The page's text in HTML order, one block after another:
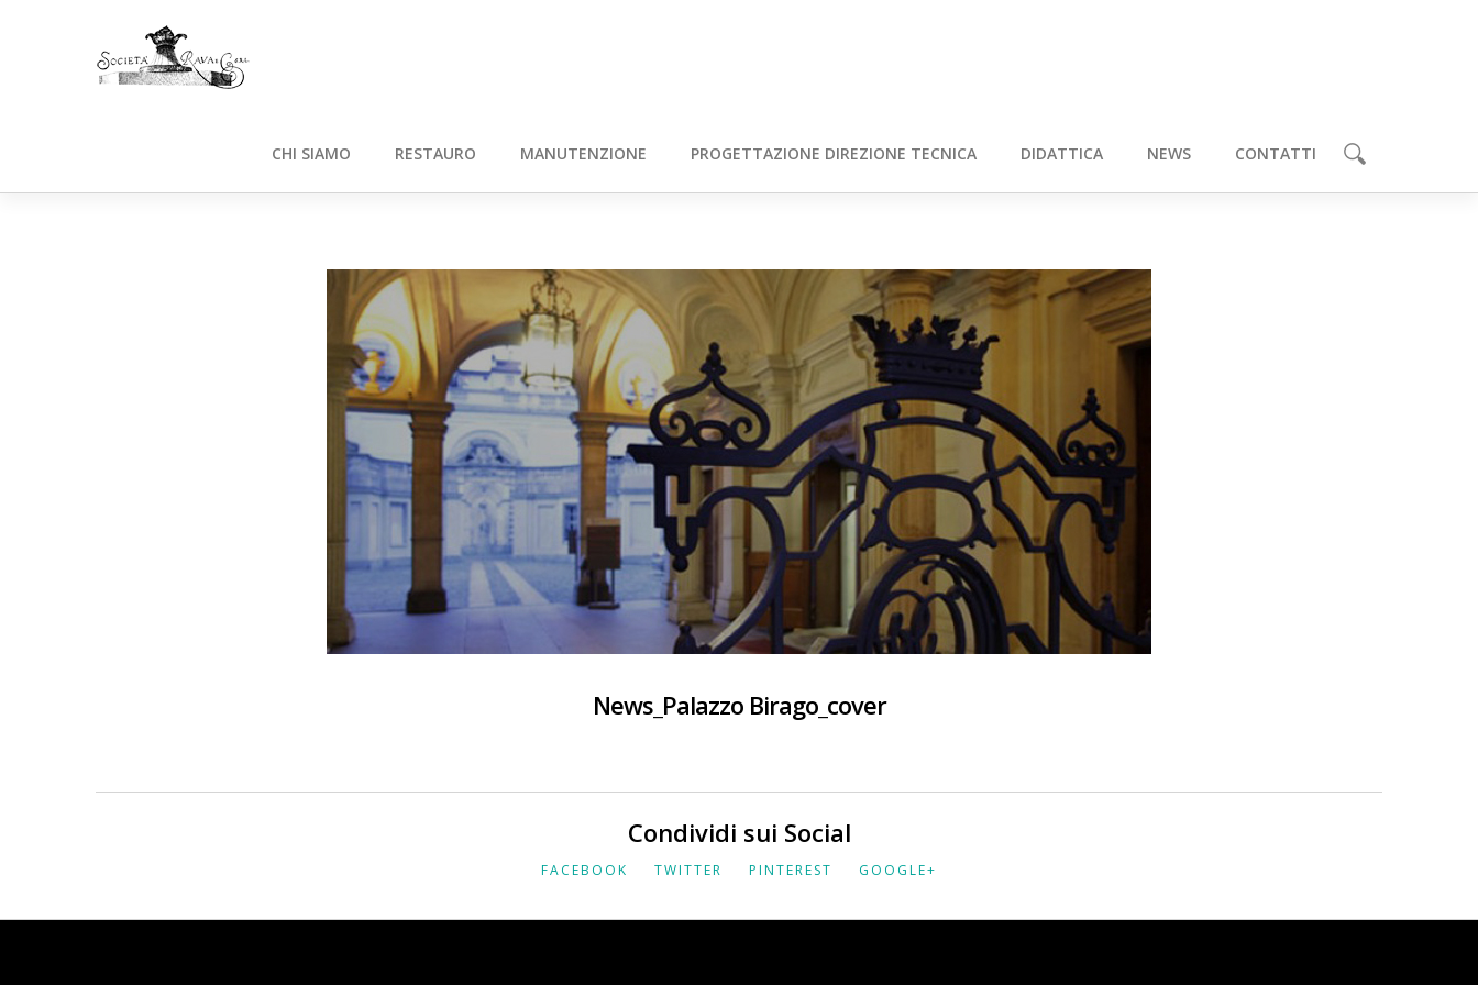
CHI SIAMO RESTAURO MANUTENZIONE PROGETTAZIONE DIREZIONE TECNICA DIDATTICA NEWS CONTATTI
News_Palazzo Birago_cover
Condividi sui Social
FACEBOOK TWITTER PINTEREST GOOGLE+